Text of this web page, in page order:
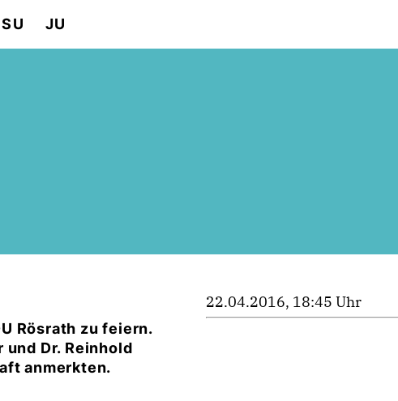
SU JU
Rösrath zu feiern.
Dr. Reinhold
anmerkten.
22.04.2016, 18:45 Uhr